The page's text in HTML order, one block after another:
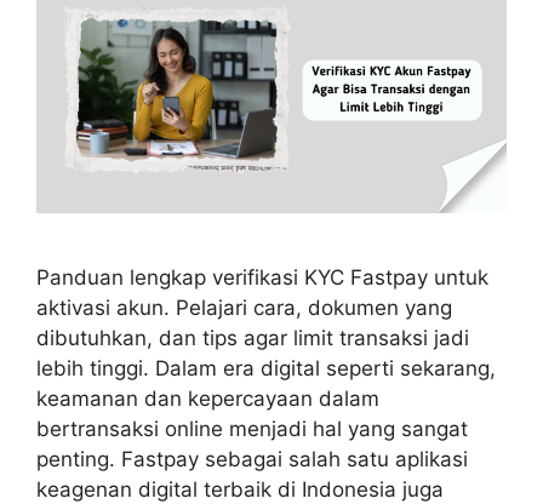
Panduan lengkap verifikasi KYC Fastpay untuk
aktivasi akun. Pelajari cara, dokumen yang
dibutuhkan, dan tips agar limit transaksi jadi
lebih tinggi. Dalam era digital seperti sekarang,
keamanan dan kepercayaan dalam
bertransaksi online menjadi hal yang sangat
penting. Fastpay sebagai salah satu aplikasi
keagenan digital terbaik di Indonesia juga